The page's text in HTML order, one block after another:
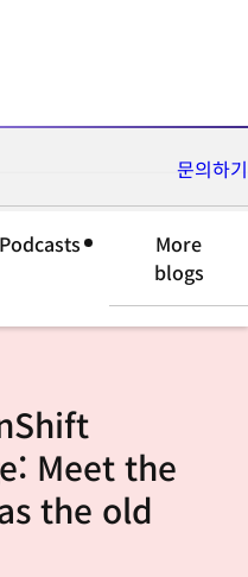
문의하기
Podcasts
More
blogs
Meet the
the old